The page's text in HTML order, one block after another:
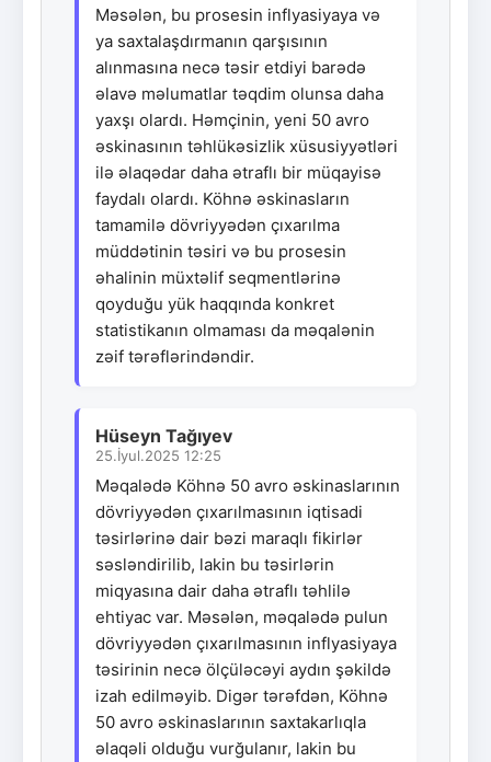
Məsələn, bu prosesin inflyasiyaya və
ya saxtalaşdırmanın qarşısının
alınmasına necə təsir etdiyi barədə
əlavə məlumatlar təqdim olunsa daha
yaxşı olardı. Həmçinin, yeni 50 avro
əskinasının təhlükəsizlik xüsusiyyətləri
ilə əlaqədar daha ətraflı bir müqayisə
faydalı olardı. Köhnə əskinasların
tamamilə dövriyyədən çıxarılma
müddətinin təsiri və bu prosesin
əhalinin müxtəlif seqmentlərinə
qoyduğu yük haqqında konkret
statistikanın olmaması da məqalənin
zəif tərəflərindəndir.
Hüseyn Tağıyev
25.İyul.2025 12:25
Məqalədə Köhnə 50 avro əskinaslarının
dövriyyədən çıxarılmasının iqtisadi
təsirlərinə dair bəzi maraqlı fikirlər
səsləndirilib, lakin bu təsirlərin
miqyasına dair daha ətraflı təhlilə
ehtiyac var. Məsələn, məqalədə pulun
dövriyyədən çıxarılmasının inflyasiyaya
təsirinin necə ölçüləcəyi aydın şəkildə
izah edilməyib. Digər tərəfdən, Köhnə
50 avro əskinaslarının saxtakarlıqla
əlaqəli olduğu vurğulanır, lakin bu